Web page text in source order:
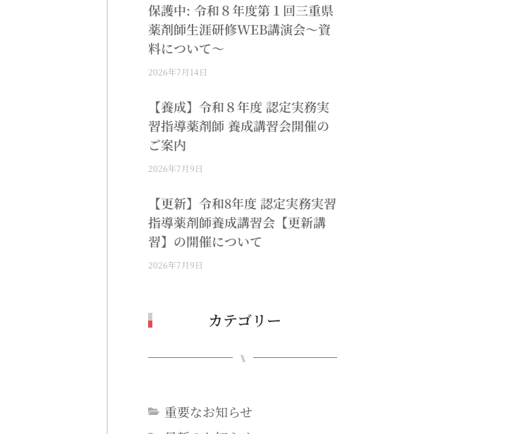
保護中: 令和８年度第１回三重県
薬剤師生涯研修WEB講演会～資
料について～
2026年7月14日
【養成】令和８年度 認定実務実
習指導薬剤師 養成講習会開催の
ご案内
2026年7月9日
【更新】令和8年度 認定実務実習
指導薬剤師養成講習会【更新講
習】の開催について
2026年7月9日
カテゴリー
⑊
重要なお知らせ